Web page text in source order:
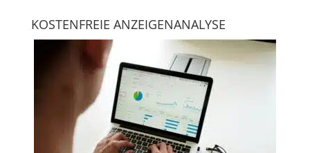
KOSTENFREIE ANZEIGENANALYSE